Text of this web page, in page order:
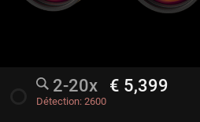
2-20x € 5,399
Détection: 2600